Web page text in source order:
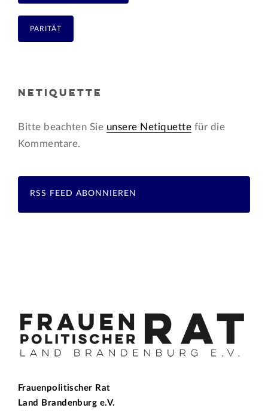
PARITÄT
NETIQUETTE
Bitte beachten Sie unsere Netiquette für die
Kommentare.
RSS FEED ABONNIEREN
Frauenpolitischer Rat
Land Brandenburg e.V.